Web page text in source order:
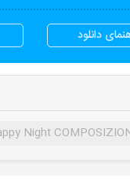
دانلود
Night